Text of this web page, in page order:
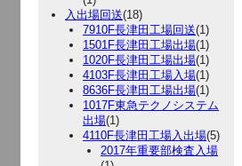
入出場回送(18)
7910F長津田工場回送(1)
1501F長津田工場出場(1)
1020F長津田工場出場(1)
4103F長津田工場入場(1)
8636F長津田工場出場(1)
1017F東急テクノシステム
出場(1)
4110F長津田工場入出場(5)
2017年重要部検査入場